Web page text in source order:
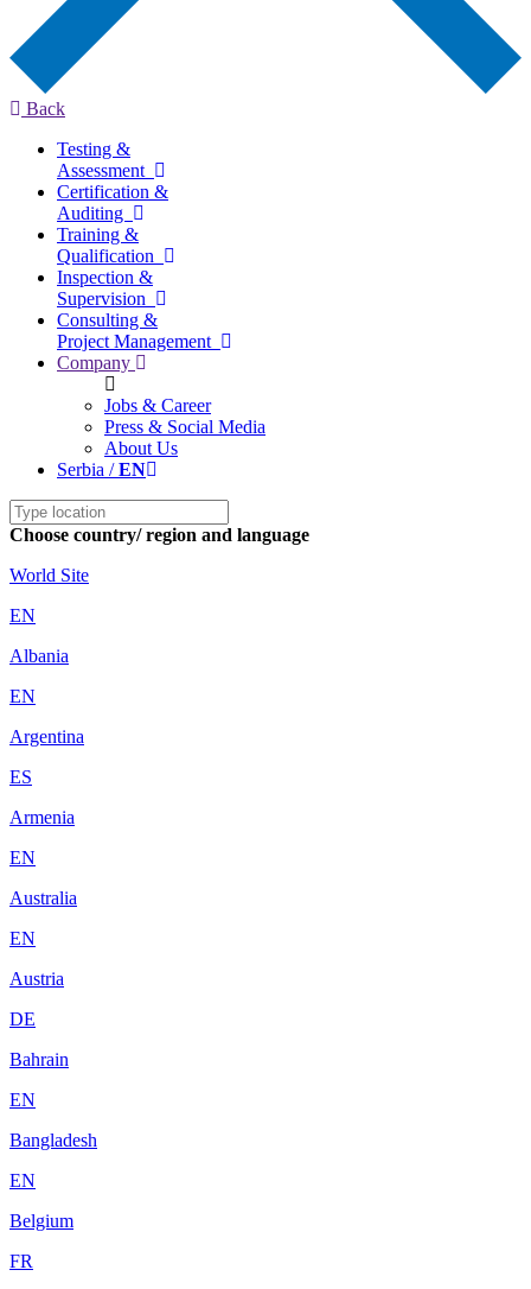
Back
Testing &
Assessment
Certification &
Auditing
Training &
Qualification
Inspection &
Supervision
Consulting &
Project Management
Company
Jobs & Career
Press & Social Media
About Us
Serbia /EN
Choose country/ region and language
World Site
EN
Albania
EN
Argentina
ES
Armenia
EN
Australia
EN
Austria
DE
Bahrain
EN
Bangladesh
EN
Belgium
FR